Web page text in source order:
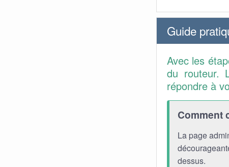
Guide
Avec les
du routeur.
répondre à
Comment
La page
dessus.